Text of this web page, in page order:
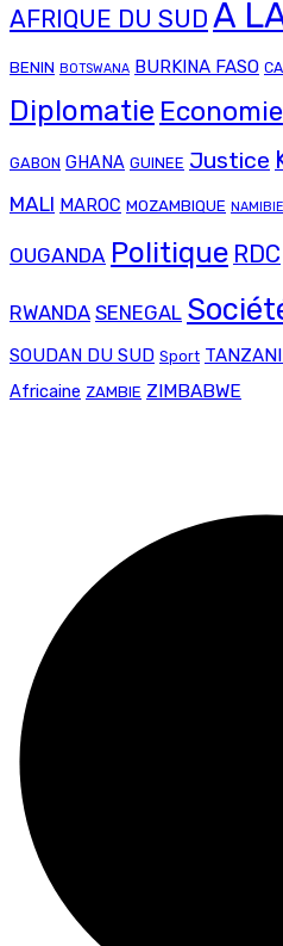
AFRIQUE DU SUD A
BENIN BOTSWANA BURKINA FASO
Diplomatie Economie
GABON GHANA GUINEE Justice
MALI MAROC MOZAMBIQUE NAMIBIE
OUGANDA Politique RDC
RWANDA SENEGAL
SOUDAN DU SUD Sport
Africaine ZAMBIE ZIMBABWE